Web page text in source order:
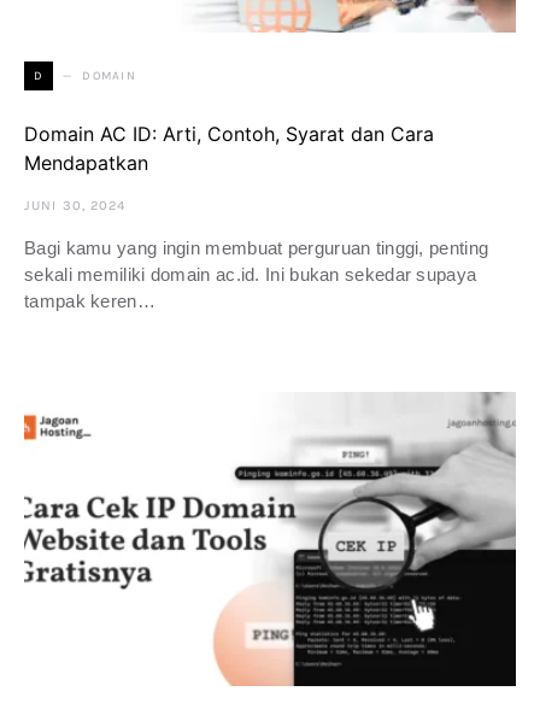
D DOMAIN
Domain AC ID: Arti, Contoh, Syarat dan Cara
Mendapatkan
JUNI 30, 2024
Bagi kamu yang ingin membuat perguruan tinggi, penting
sekali memiliki domain ac.id. Ini bukan sekedar supaya
tampak keren…